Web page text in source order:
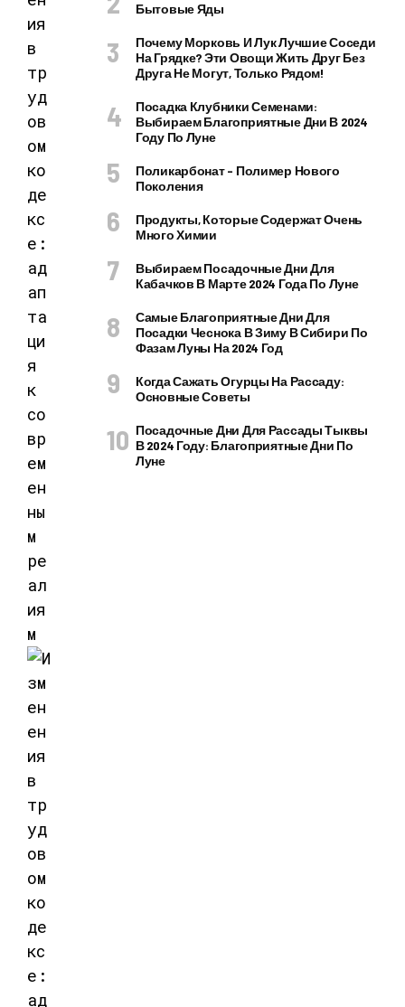
Бытовые Яды
Почему Морковь И Лук Лучшие Соседи
На Грядке? Эти Овощи Жить Друг Без
Друга Не Могут, Только Рядом!
Посадка Клубники Семенами:
Выбираем Благоприятные Дни В 2024
Году По Луне
Поликарбонат – Полимер Нового
Поколения
Продукты, Которые Содержат Очень
Много Химии
Выбираем Посадочные Дни Для
Кабачков В Марте 2024 Года По Луне
Самые Благоприятные Дни Для
Посадки Чеснока В Зиму В Сибири По
Фазам Луны На 2024 Год
Когда Сажать Огурцы На Рассаду:
Основные Советы
Посадочные Дни Для Рассады Тыквы
В 2024 Году: Благоприятные Дни По
Луне